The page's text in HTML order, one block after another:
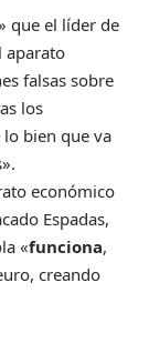
que el líder de
aparato
falsas sobre
los
bien que va
económico
Espadas,
«funciona,
creando